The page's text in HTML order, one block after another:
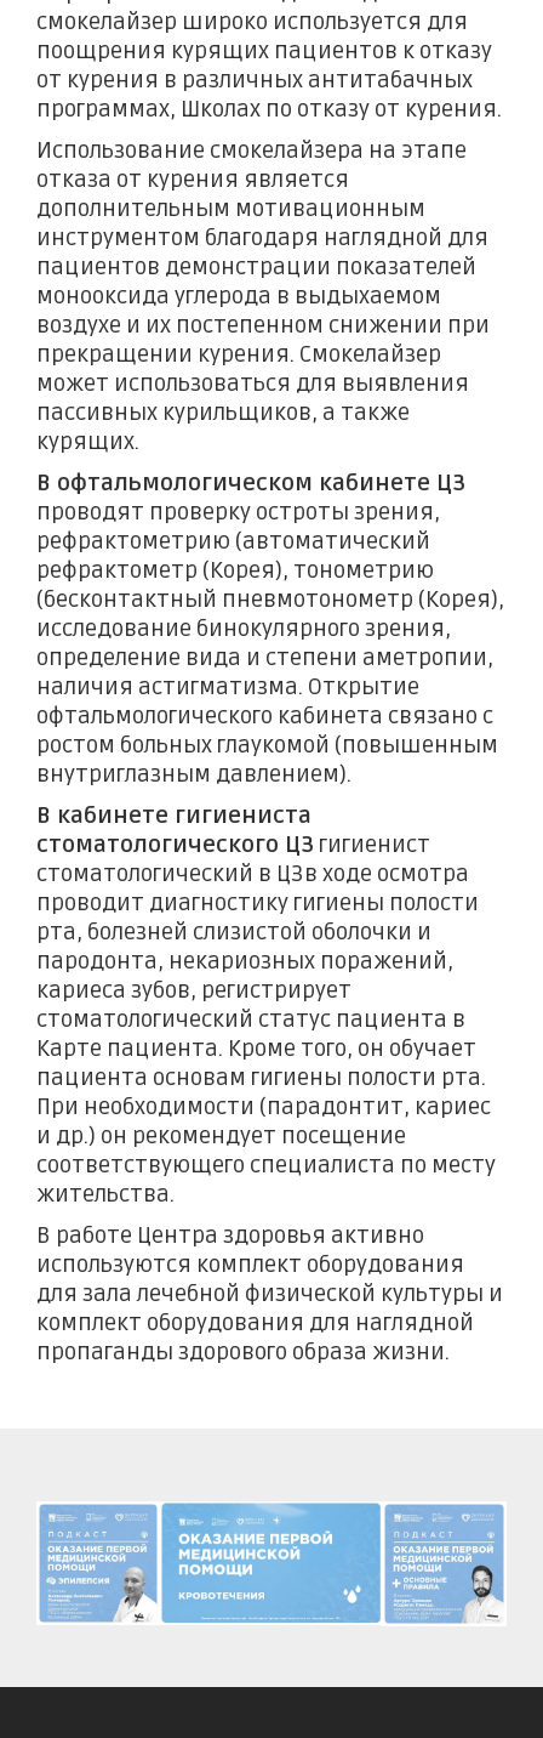
смокелайзер широко используется для
поощрения курящих пациентов к отказу
от курения в различных антитабачных
программах, Школах по отказу от курения.
Использование смокелайзера на этапе
отказа от курения является
дополнительным мотивационным
инструментом благодаря наглядной для
пациентов демонстрации показателей
монооксида углерода в выдыхаемом
воздухе и их постепенном снижении при
прекращении курения. Смокелайзер
может использоваться для выявления
пассивных курильщиков, а также
курящих.
В офтальмологическом кабинете ЦЗ
проводят проверку остроты зрения,
рефрактометрию (автоматический
рефрактометр (Корея), тонометрию
(бесконтактный пневмотонометр (Корея),
исследование бинокулярного зрения,
определение вида и степени аметропии,
наличия астигматизма. Открытие
офтальмологического кабинета связано с
ростом больных глаукомой (повышенным
внутриглазным давлением).
В кабинете гигиениста
стоматологического ЦЗ гигиенист
стоматологический в ЦЗв ходе осмотра
проводит диагностику гигиены полости
рта, болезней слизистой оболочки и
пародонта, некариозных поражений,
кариеса зубов, регистрирует
стоматологический статус пациента в
Карте пациента. Кроме того, он обучает
пациента основам гигиены полости рта.
При необходимости (парадонтит, кариес
и др.) он рекомендует посещение
соответствующего специалиста по месту
жительства.
В работе Центра здоровья активно
используются комплект оборудования
для зала лечебной физической культуры и
комплект оборудования для наглядной
пропаганды здорового образа жизни.